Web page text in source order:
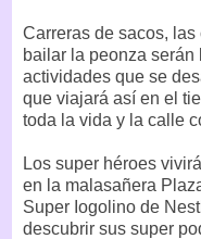
Carreras de sacos,
bailar la peonza
actividades que se
que viajará así en el
toda la vida y la calle
Los super héroes
en la malasañera
Super Iogolino de
descubrir sus super